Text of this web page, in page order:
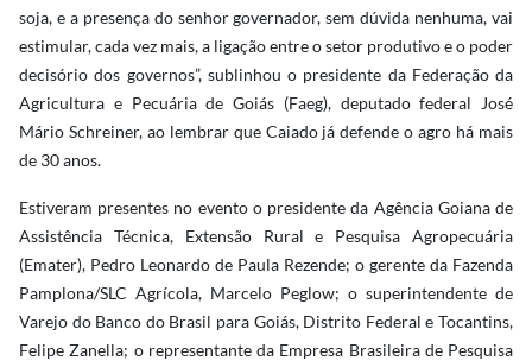
soja, e a presença do senhor governador, sem dúvida nenhuma, vai
estimular, cada vez mais, a ligação entre o setor produtivo e o poder
decisório dos governos”, sublinhou o presidente da Federação da
Agricultura e Pecuária de Goiás (Faeg), deputado federal José
Mário Schreiner, ao lembrar que Caiado já defende o agro há mais
de 30 anos.
Estiveram presentes no evento o presidente da Agência Goiana de
Assistência Técnica, Extensão Rural e Pesquisa Agropecuária
(Emater), Pedro Leonardo de Paula Rezende; o gerente da Fazenda
Pamplona/SLC Agrícola, Marcelo Peglow; o superintendente de
Varejo do Banco do Brasil para Goiás, Distrito Federal e Tocantins,
Felipe Zanella; o representante da Empresa Brasileira de Pesquisa